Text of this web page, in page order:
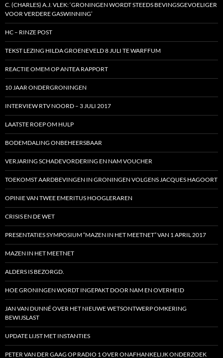
C. (CHARLES) A.J. VLEK: ‘GRONINGEN WORDT STEEDS BEVINGSGEVOELIGER
VOOR VERDERE GASWINNING’
HC – RINZE POST
TEKST LEZING HILDA GROENEVELD 8 JULI TE WARFFUM
REACTIE OMEM OP ANTEA RAPPORT
10 JAAR ONDERGRONINGEN
INTERVIEW RTV NOORD – 3 JULI 2017
LAATSTE ROEP OM HULP
BODEMDALING ONBEHEERSBAAR
VERJARING SCHADEVORDERING EN NAM VOUCHER
TOEKOMST AARDBEVINGEN IN GRONINGEN VOLGENS JACQUES HAGOORT
OPINIE VAN TWEE EMERITUS HOOGLERAREN
CRISIS EN DE WET
PRESENTATIES SYMPOSIUM “MAZEN IN HET MEETNET” VAN 1 APRIL 2017
MAZEN IN HET MEETNET
ALDERS IS BEZORGD.
HOE GRONINGEN WORDT INGEPAKT DOOR NAM EN OVERHEID
JAN VAN DUNNÉ OVER HET NIEUWE WETSONTWERP OMKERING
BEWIJSLAST
UPDATE LIJST MET INSTANTIES
PETER VAN DER GAAG OP RADIO 1 OVER ONAFHANKELIJK ONDERZOEK